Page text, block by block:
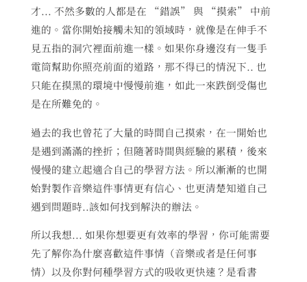
才... 不然多數的人都是在 “錯誤” 與 “摸索” 中前
進的。當你開始接觸未知的領域時，就像是在伸手不
見五指的洞穴裡面前進一樣。如果你身邊沒有一隻手
電筒幫助你照亮前面的道路，那不得已的情況下.. 也
只能在摸黑的環境中慢慢前進，如此一來跌倒受傷也
是在所難免的。
過去的我也曾花了大量的時間自己摸索，在一開始也
是遇到滿滿的挫折；但隨著時間與經驗的累積，後來
慢慢的建立起適合自己的學習方法。所以漸漸的也開
始對製作音樂這件事情更有信心、也更清楚知道自己
遇到問題時..該如何找到解決的辦法。
所以我想... 如果你想要更有效率的學習，你可能需要
先了解你為什麼喜歡這件事情（音樂或者是任何事
情）以及你對何種學習方式的吸收更快速？是看書